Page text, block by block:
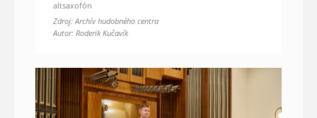
altsaxofón
Zdroj: Archív hudobného centra
Autor: Roderik Kučavík